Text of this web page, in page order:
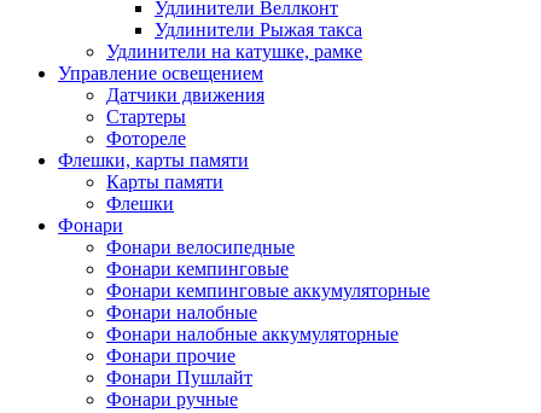
Удлинители Веллконт
Удлинители Рыжая такса
Удлинители на катушке, рамке
Управление освещением
Датчики движения
Стартеры
Фотореле
Флешки, карты памяти
Карты памяти
Флешки
Фонари
Фонари велосипедные
Фонари кемпинговые
Фонари кемпинговые аккумуляторные
Фонари налобные
Фонари налобные аккумуляторные
Фонари прочие
Фонари Пушлайт
Фонари ручные